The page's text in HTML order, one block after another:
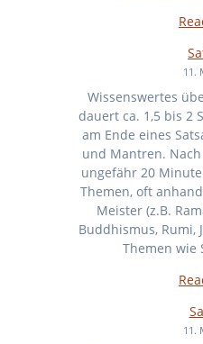
11.
Wissenswertes
dauert ca. 1,5 bis 2
am Ende eines
und Mantren.
ungefähr 20
Themen, oft
Meister (z.B.
Buddhismus, Rumi,
Themen
11.